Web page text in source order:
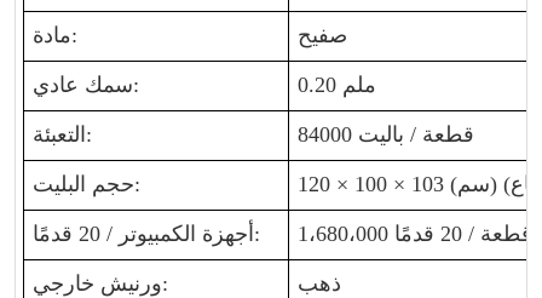
مادة: صفيح
سمك عادي: 0.20 ملم
التعبئة: 84000 قطعة / باليت
حجم البليت:
أجهزة الكمبيوتر / 20 قدمًا: 1،680،000 قطعة / 20 قدمًا
ورنيش خارجي: ذهب